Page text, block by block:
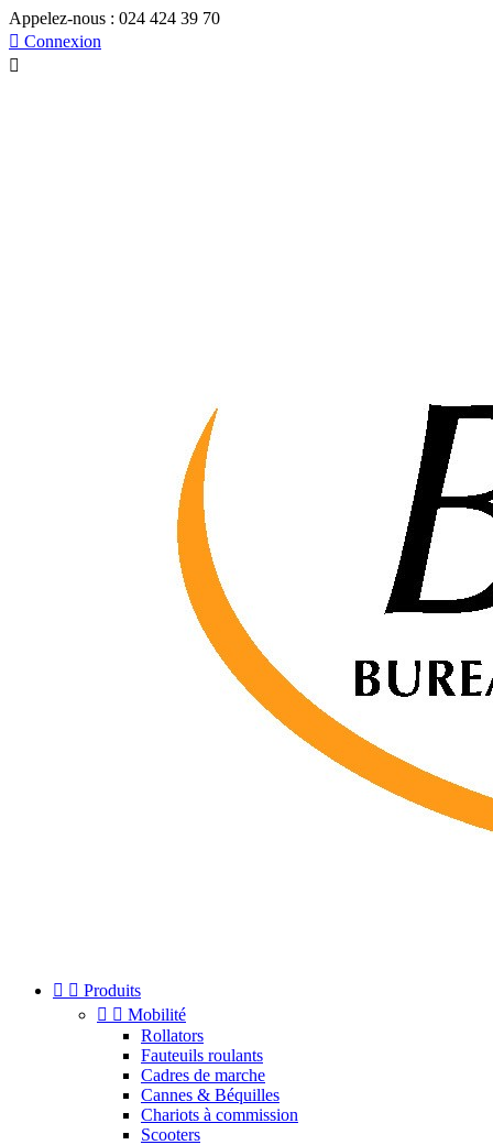
Appelez-nous : 024 424 39 70
 Connexion

  Produits
  Mobilité
Rollators
Fauteuils roulants
Cadres de marche
Cannes & Béquilles
Chariots à commission
Scooters